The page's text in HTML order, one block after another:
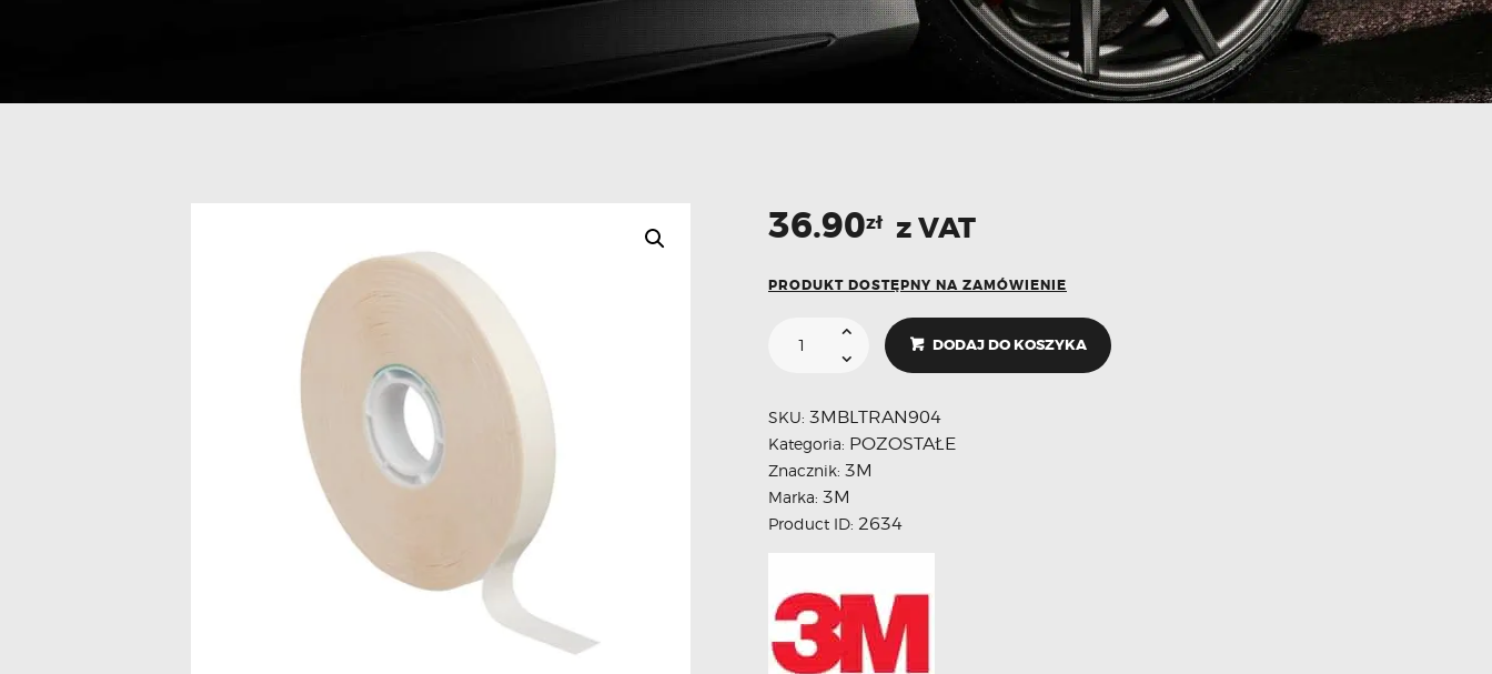
36.90zł z VAT
PRODUKT DOSTĘPNY NA ZAMÓWIENIE
DODAJ DO KOSZYKA
SKU: 3MBLTRAN904
Kategoria: POZOSTAŁE
Znacznik: 3M
Marka: 3M
Product ID: 2634